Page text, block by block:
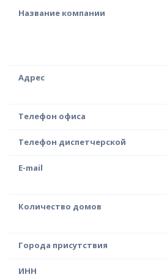
Название компании
Адрес
Телефон офиса
Телефон диспетчерской
E-mail
Количество домов
Города присутствия
ИНН